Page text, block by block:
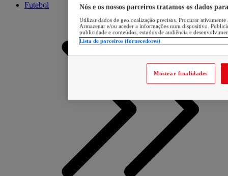
Futebol Nós e os nossos parceiros tratamos os dados
Utilizar dados de geolocalização precisos. Procurar
Armazenar e/ou aceder a informações num dispositivo.
publicidade e conteúdos, estudos de audiência e
Lista de parceiros (fornecedores)
Mostrar finalidades